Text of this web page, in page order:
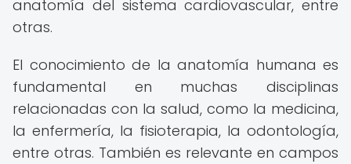
anatomía del sistema cardiovascular, entre
otras.
El conocimiento de la anatomía humana es
fundamental en muchas disciplinas
relacionadas con la salud, como la medicina,
la enfermería, la fisioterapia, la odontología,
entre otras. También es relevante en campos